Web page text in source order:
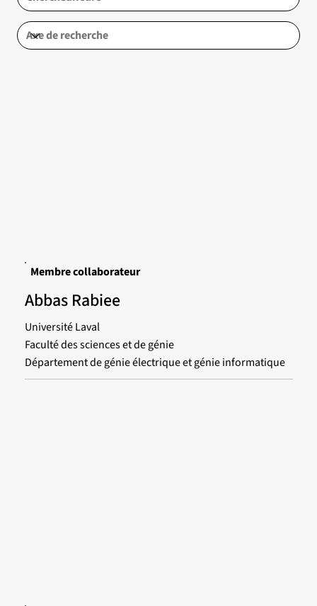
Membre collaborateur
Abbas Rabiee
Université Laval
Faculté des sciences et de génie
Département de génie électrique et génie informatique